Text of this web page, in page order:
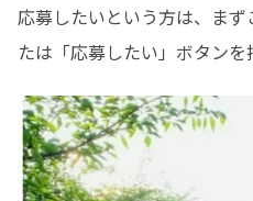
応募したいという方は、ま
たは「応募したい」ボタンを